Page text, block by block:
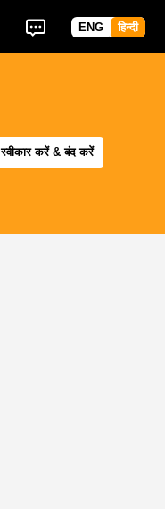
ENG हिन्दी
स्वीकार करें & बंद करें